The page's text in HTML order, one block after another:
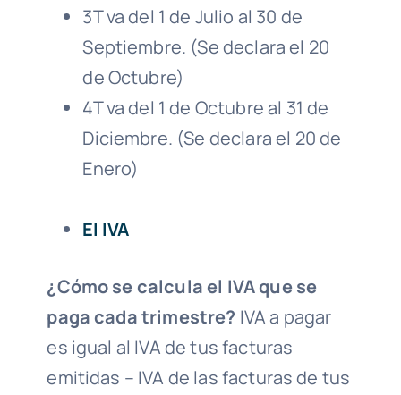
3T va del 1 de Julio al 30 de
Septiembre. (Se declara el 20
de Octubre)
4T va del 1 de Octubre al 31 de
Diciembre. (Se declara el 20 de
Enero)
El IVA
¿Cómo se calcula el IVA que se
paga cada trimestre? IVA a pagar
es igual al IVA de tus facturas
emitidas – IVA de las facturas de tus